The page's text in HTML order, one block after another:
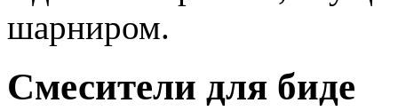
шарниром.
Смесители для биде